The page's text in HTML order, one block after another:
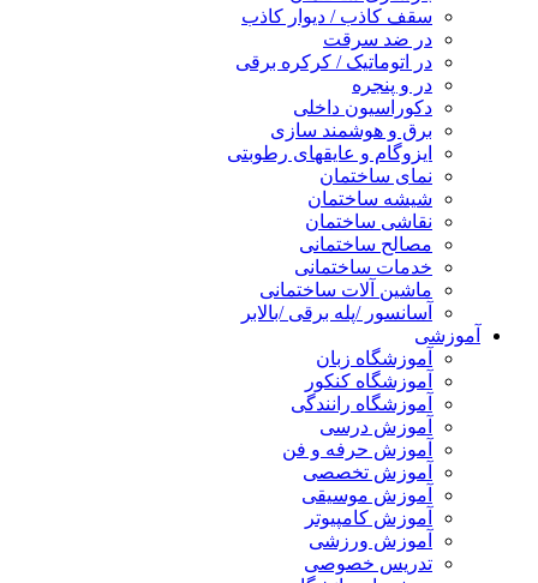
سقف کاذب / دیوار کاذب
در ضد سرقت
در اتوماتیک / کرکره برقی
در و پنجره
دکوراسیون داخلی
برق و هوشمند سازی
ایزوگام و عایقهای رطوبتی
نمای ساختمان
شیشه ساختمان
نقاشی ساختمان
مصالح ساختمانی
خدمات ساختمانی
ماشین آلات ساختمانی
آسانسور /پله برقی /بالابر
آموزشی
آموزشگاه زبان
آموزشگاه کنکور
آموزشگاه رانندگی
آموزش درسی
آموزش حرفه و فن
آموزش تخصصی
آموزش موسیقی
آموزش کامپیوتر
آموزش ورزشی
تدریس خصوصی